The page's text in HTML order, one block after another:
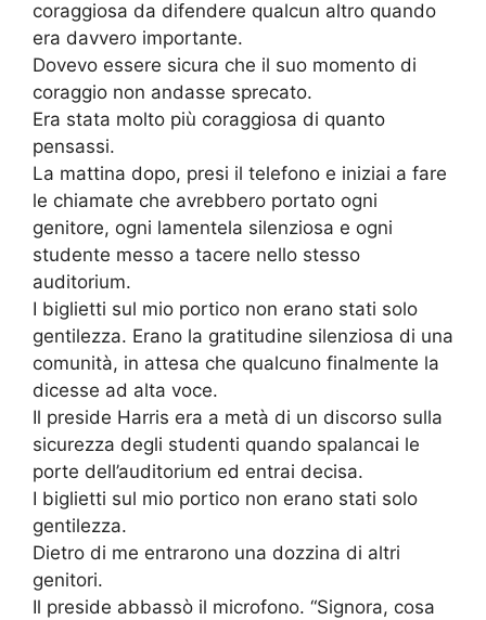
coraggiosa da difendere qualcun altro quando
era davvero importante.
Dovevo essere sicura che il suo momento di
coraggio non andasse sprecato.
Era stata molto più coraggiosa di quanto
pensassi.
La mattina dopo, presi il telefono e iniziai a fare
le chiamate che avrebbero portato ogni
genitore, ogni lamentela silenziosa e ogni
studente messo a tacere nello stesso
auditorium.
I biglietti sul mio portico non erano stati solo
gentilezza. Erano la gratitudine silenziosa di una
comunità, in attesa che qualcuno finalmente la
dicesse ad alta voce.
Il preside Harris era a metà di un discorso sulla
sicurezza degli studenti quando spalancai le
porte dell’auditorium ed entrai decisa.
I biglietti sul mio portico non erano stati solo
gentilezza.
Dietro di me entrarono una dozzina di altri
genitori.
Il preside abbassò il microfono. “Signora, cosa